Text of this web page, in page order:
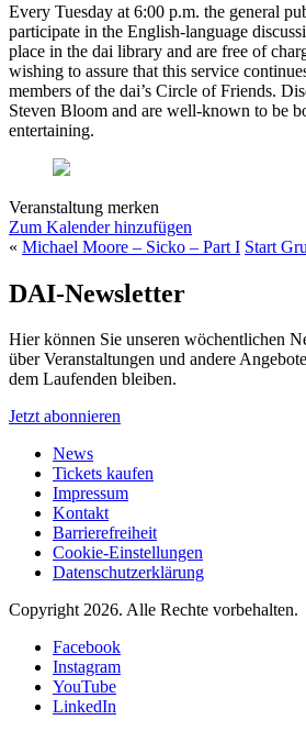
Every Tuesday at 6:00 p.m. the general
participate in the English-language
place in the dai library and are free of
wishing to assure that this service
members of the dai’s Circle of Friends.
Steven Bloom and are well-known to be
entertaining.
Veranstaltung merken
Zum Kalender hinzufügen
« Michael Moore – Sicko – Part I Start
DAI-Newsletter
Hier können Sie unseren wöchentlichen
über Veranstaltungen und andere
dem Laufenden bleiben.
Jetzt abonnieren
News
Tickets kaufen
Impressum
Kontakt
Barrierefreiheit
Cookie-Einstellungen
Datenschutzerklärung
Copyright 2026. Alle Rechte vorbehalten.
Facebook
Instagram
YouTube
LinkedIn